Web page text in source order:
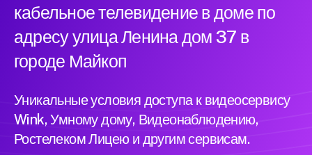
кабельное телевидение в доме по
адресу улица Ленина дом 37 в
городе Майкоп
Уникальные условия доступа к видеосервису
Wink, Умному дому, Видеонаблюдению,
Ростелеком Лицею и другим сервисам.